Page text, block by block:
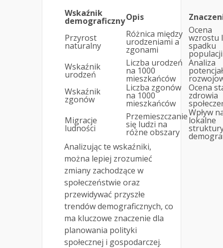
Wskaźnik
demograficznyOpis
Przyrost
naturalny
Różnica między
urodzeniami a
zgonami
Ocena
wzrostu
spadku
populacji
Wskaźnik
urodzeń
Liczba urodzeń
na 1000
mieszkańców
Analiza
Wskaźnik
zgonów
Liczba zgonów
na 1000
mieszkańców
Ocena
zdrowia
Migracje
ludności
Przemieszczanie
się ludzi na
różne obszary
Wpływ
lokalne
Analizując te wskaźniki,
można lepiej zrozumieć
zmiany zachodzące w
społeczeństwie oraz
przewidywać przyszłe
trendów demograficznych, co
ma kluczowe znaczenie dla
planowania polityki
społecznej i gospodarczej.